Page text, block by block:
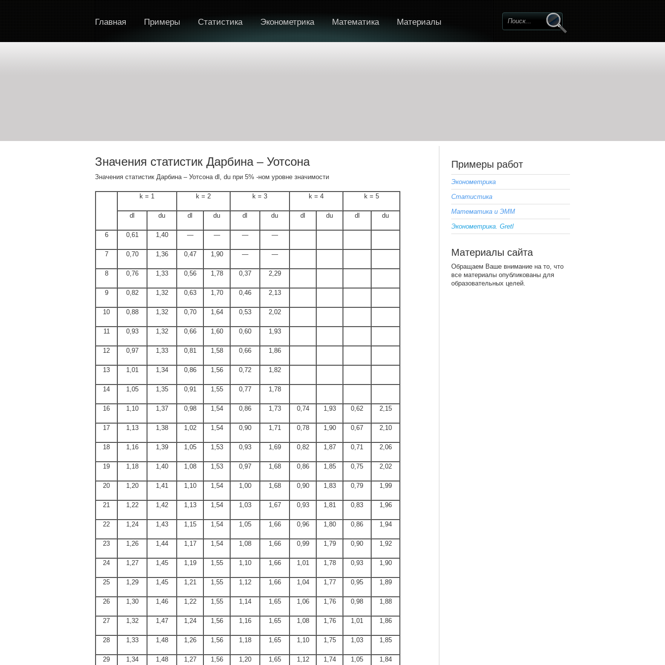
Главная Примеры Статистика Эконометрика Математика Материалы
Значения статистик Дарбина – Уотсона
Значения статистик Дарбина – Уотсона dl, du при 5% -ном уровне значимости
k = 1 k = 2 k = 3 k = 4 k = 5
dl du dl du dl du dl du dl du
6 0,61 1,40 — — — —
7 0,70 1,36 0,47 1,90 — —
8 0,76 1,33 0,56 1,78 0,37 2,29
9 0,82 1,32 0,63 1,70 0,46 2,13
10 0,88 1,32 0,70 1,64 0,53 2,02
11 0,93 1,32 0,66 1,60 0,60 1,93
12 0,97 1,33 0,81 1,58 0,66 1,86
13 1,01 1,34 0,86 1,56 0,72 1,82
14 1,05 1,35 0,91 1,55 0,77 1,78
16 1,10 1,37 0,98 1,54 0,86 1,73 0,74 1,93 0,62 2,15
17 1,13 1,38 1,02 1,54 0,90 1,71 0,78 1,90 0,67 2,10
18 1,16 1,39 1,05 1,53 0,93 1,69 0,82 1,87 0,71 2,06
19 1,18 1,40 1,08 1,53 0,97 1,68 0,86 1,85 0,75 2,02
20 1,20 1,41 1,10 1,54 1,00 1,68 0,90 1,83 0,79 1,99
21 1,22 1,42 1,13 1,54 1,03 1,67 0,93 1,81 0,83 1,96
22 1,24 1,43 1,15 1,54 1,05 1,66 0,96 1,80 0,86 1,94
23 1,26 1,44 1,17 1,54 1,08 1,66 0,99 1,79 0,90 1,92
24 1,27 1,45 1,19 1,55 1,10 1,66 1,01 1,78 0,93 1,90
25 1,29 1,45 1,21 1,55 1,12 1,66 1,04 1,77 0,95 1,89
26 1,30 1,46 1,22 1,55 1,14 1,65 1,06 1,76 0,98 1,88
27 1,32 1,47 1,24 1,56 1,16 1,65 1,08 1,76 1,01 1,86
28 1,33 1,48 1,26 1,56 1,18 1,65 1,10 1,75 1,03 1,85
29 1,34 1,48 1,27 1,56 1,20 1,65 1,12 1,74 1,05 1,84
Примеры работ
Эконометрика
Статистика
Математика и ЭММ
Эконометрика. Gretl
Материалы сайта
Обращаем Ваше внимание на то, что
все материалы опубликованы для
образовательных целей.